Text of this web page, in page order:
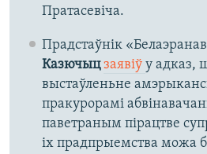
Пратасевіча.
Прадстаўнік
Казючыцзаявіў у адказ,
выстаўленьне
пракурорамі
паветраным пірацтве
іх прадпрыемства можа